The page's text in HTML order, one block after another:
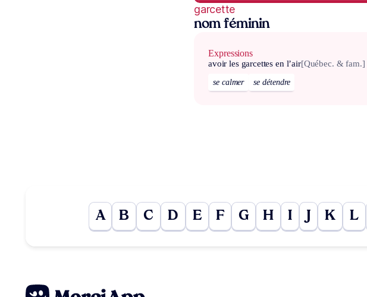
garcette
nom féminin
Expressions
avoir les garcettes en l’air[Québec. & fam.]
se calmer se détendre
A B C D E F G H I J K L